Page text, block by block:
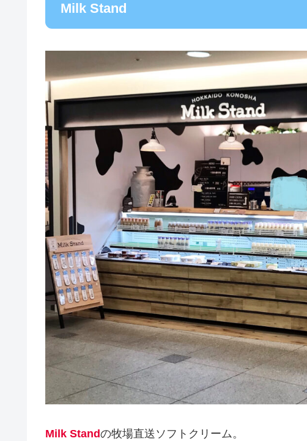
Milk Stand
Milk Standの牧場直送ソフトクリーム。